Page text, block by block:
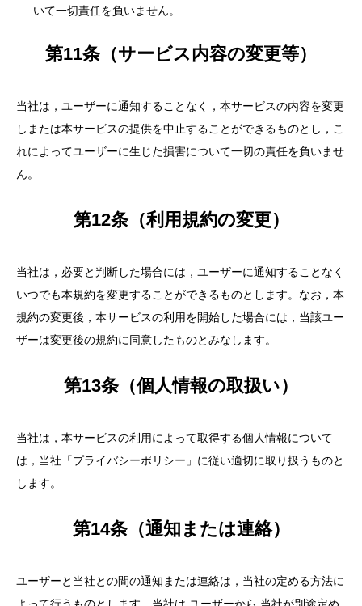
いて一切責任を負いません。
第11条（サービス内容の変更等）
当社は，ユーザーに通知することなく，本サービスの内容を変更
しまたは本サービスの提供を中止することができるものとし，こ
れによってユーザーに生じた損害について一切の責任を負いませ
ん。
第12条（利用規約の変更）
当社は，必要と判断した場合には，ユーザーに通知することなく
いつでも本規約を変更することができるものとします。なお，本
規約の変更後，本サービスの利用を開始した場合には，当該ユー
ザーは変更後の規約に同意したものとみなします。
第13条（個人情報の取扱い）
当社は，本サービスの利用によって取得する個人情報について
は，当社「プライバシーポリシー」に従い適切に取り扱うものと
します。
第14条（通知または連絡）
ユーザーと当社との間の通知または連絡は，当社の定める方法に